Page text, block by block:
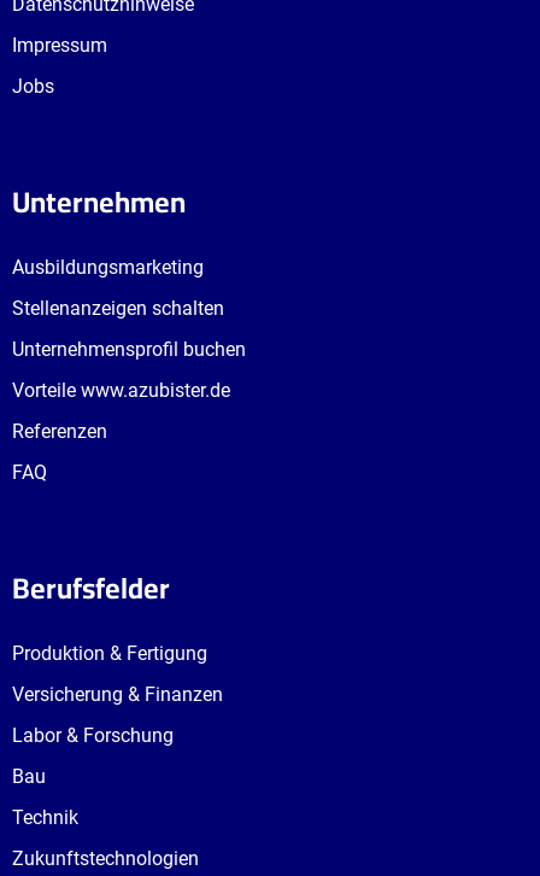
Impressum
Jobs
Unternehmen
Ausbildungsmarketing
Stellenanzeigen schalten
Unternehmensprofil buchen
Vorteile www.azubister.de
Referenzen
FAQ
Berufsfelder
Produktion & Fertigung
Versicherung & Finanzen
Labor & Forschung
Bau
Technik
Zukunftstechnologien